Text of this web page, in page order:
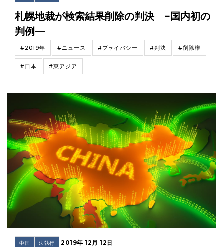
札幌地裁が検索結果削除の判決 −国内初の
判例—
#2019年 #ニュース #プライバシー #判決 #削除権
#日本 #東アジア
中国 法執行 2019年 12月 12日